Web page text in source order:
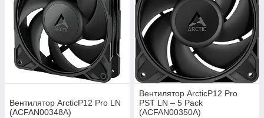
Вентилятор ArcticP12 Pro LN
(ACFAN00348A)
Вентилятор ArcticP12 Pro
PST LN – 5 Pack
(ACFAN00350A)